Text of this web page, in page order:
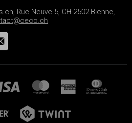
Rue Neuve 5, CH-2502 Bienne,